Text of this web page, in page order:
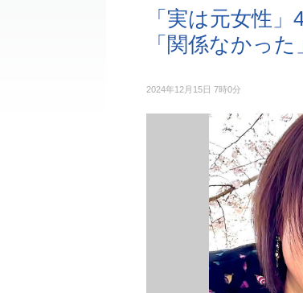
「実は元女性
「関係なかった
2024年12月15日 7時0分